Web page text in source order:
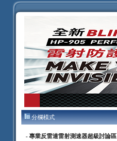
分欄模式
- 專業反雷達雷射測速器超級討論區